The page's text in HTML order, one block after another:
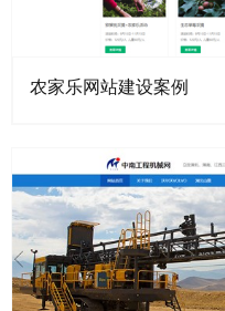
农家乐网站建设案例